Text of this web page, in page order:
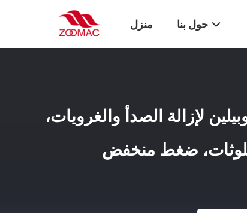
منزل حول بنا
لإزالة الصدأ والغرويات،
ضغط منخفض